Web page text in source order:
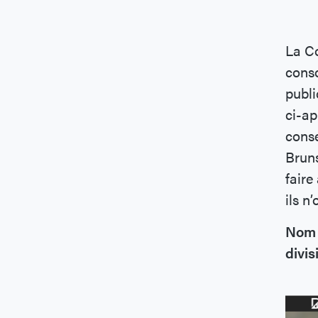
La
ci-
faire
ils